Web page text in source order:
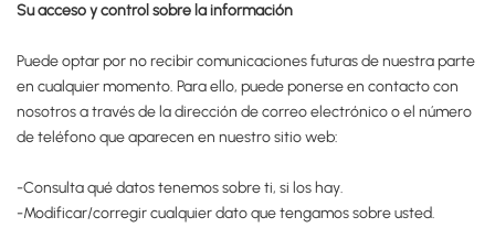
Su acceso y control sobre la información
Puede optar por no recibir comunicaciones futuras de nuestra parte
en cualquier momento. Para ello, puede ponerse en contacto con
nosotros a través de la dirección de correo electrónico o el número
de teléfono que aparecen en nuestro sitio web:
-Consulta qué datos tenemos sobre ti, si los hay.
-Modificar/corregir cualquier dato que tengamos sobre usted.